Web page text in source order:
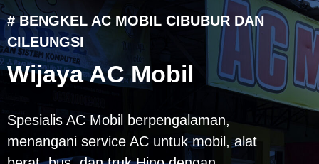
# BENGKEL AC MOBIL CIBUBUR DAN
CILEUNGSI
Wijaya AC Mobil
Spesialis AC Mobil berpengalaman,
menangani service AC untuk mobil, alat